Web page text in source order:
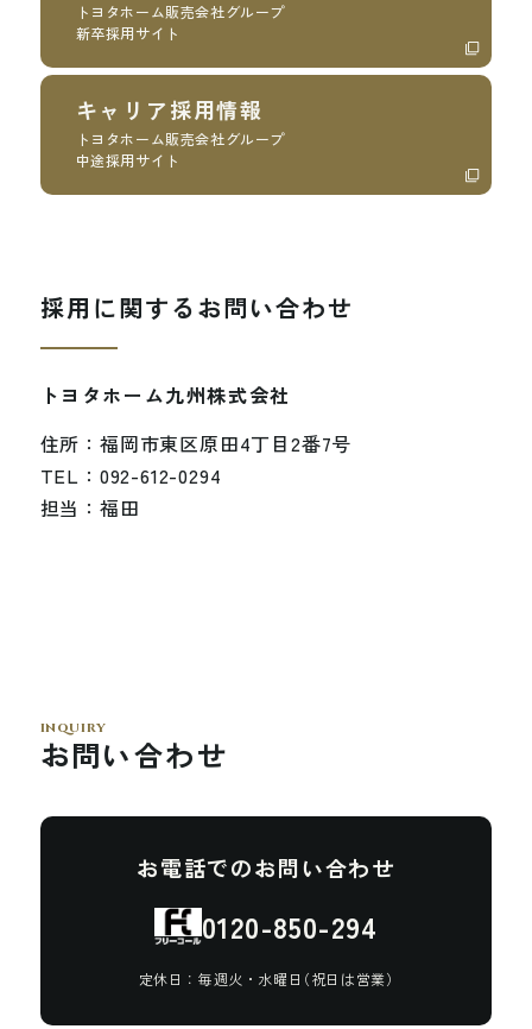
トヨタホーム販売会社グループ
新卒採用サイト
キャリア採用情報
トヨタホーム販売会社グループ
中途採用サイト
採用に関するお問い合わせ
トヨタホーム九州株式会社
住所：福岡市東区原田4丁目2番7号
TEL： 092-612-0294
担当：福田
inquiry
お問い合わせ
お電話でのお問い合わせ
0120-850-294
定休日 ： 毎週火 ・ 水曜 日（祝日 は営業）